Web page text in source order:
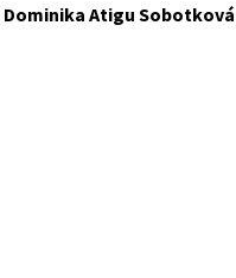
Dominika Atigu Sobotková